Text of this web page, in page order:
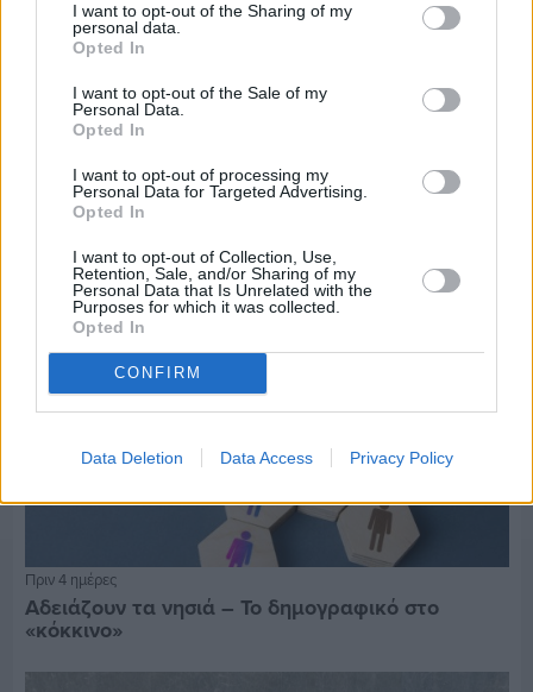
I want to opt-out of the Sharing of my
personal data.
Opted In
I want to opt-out of the Sale of my
Personal Data.
Opted In
I want to opt-out of processing my
Personal Data for Targeted Advertising.
Opted In
I want to opt-out of Collection, Use,
Retention, Sale, and/or Sharing of my
Personal Data that Is Unrelated with the
Purposes for which it was collected.
Opted In
CONFIRM
Data Deletion Data Access Privacy Policy
Πριν 4 ημέρες
Ώρα να επιστρέψει η Δημοτική Αστυνομία στη
Πριν 4 ημέρες
Αδειάζουν τα νησιά – Το δημογραφικό στο
«κόκκινο»